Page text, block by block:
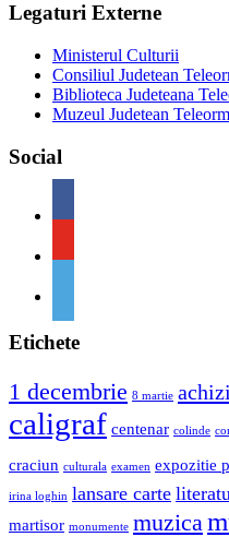
Legaturi Externe
Ministerul Culturii
Consiliul Judetean
Biblioteca Judeteana
Muzeul Judetean
Social
Etichete
1 decembrie 8 martie
caligraf centenar colinde
craciun culturala examen expozitie
irina loghin lansare carte
martisor monumente muzica